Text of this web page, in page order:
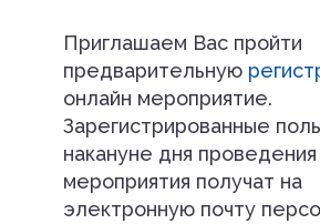
Приглашаем Вас пройти
предварительную
онлайн мероприятие.
Зарегистрированные
накануне дня проведения
мероприятия получат на
электронную почту